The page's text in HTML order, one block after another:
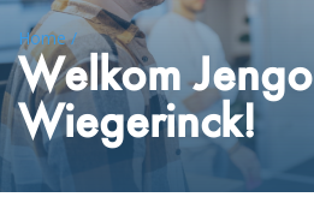
Home /
Welkom Jengo
Wiegerinck!